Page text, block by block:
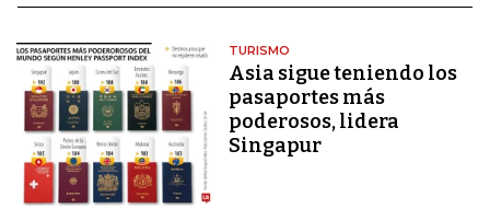
TURISMO
Asia sigue teniendo los
pasaportes más
poderosos, lidera
Singapur